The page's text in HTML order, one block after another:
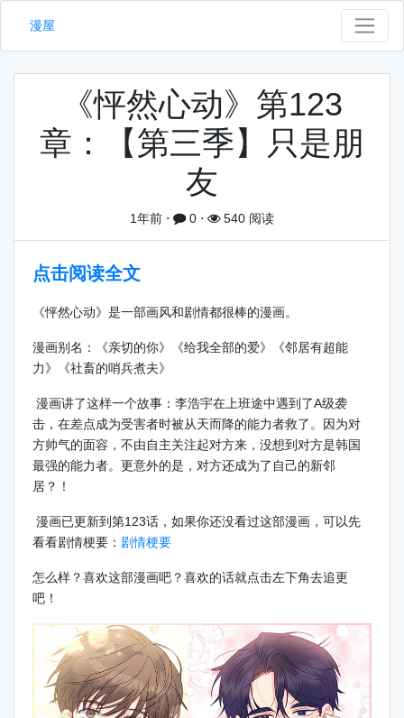
漫屋
《怦然心动》第123
章：【第三季】只是朋
友
1年前 ⋅ 0 ⋅ 540 阅读
点击阅读全文
《怦然心动》是一部画风和剧情都很棒的漫画。
漫画别名：《亲切的你》《给我全部的爱》《邻居有超能
力》《社畜的哨兵煮夫》
漫画讲了这样一个故事：李浩宇在上班途中遇到了A级袭
击，在差点成为受害者时被从天而降的能力者救了。因为对
方帅气的面容，不由自主关注起对方来，没想到对方是韩国
最强的能力者。更意外的是，对方还成为了自己的新邻
居？！
漫画已更新到第123话，如果你还没看过这部漫画，可以先
看看剧情梗要： 剧情梗要
怎么样？喜欢这部漫画吧？喜欢的话就点击左下角去追更
吧！